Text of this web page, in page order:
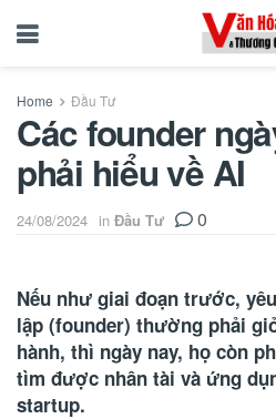
Home Đầu Tư
Các founder
phải hiểu về AI
24/08/2024 in Đầu Tư 0
Nếu như giai đoạn trước,
lập (founder) thường phải
hành, thì ngày nay, họ còn
tìm được nhân tài và ứng
startup.